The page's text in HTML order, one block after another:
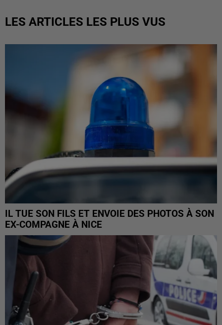
LES ARTICLES LES PLUS VUS
IL TUE SON FILS ET ENVOIE DES PHOTOS À SON
EX-COMPAGNE À NICE